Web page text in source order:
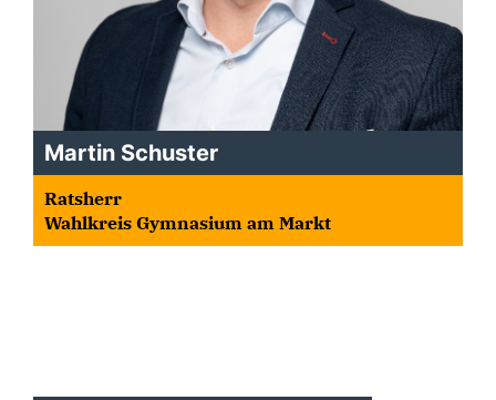
Martin Schuster
Ratsherr
Wahlkreis Gymnasium am Markt